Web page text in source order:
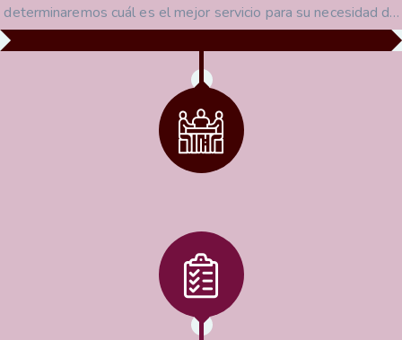
determinaremos cuál es el mejor servicio para su necesidad de